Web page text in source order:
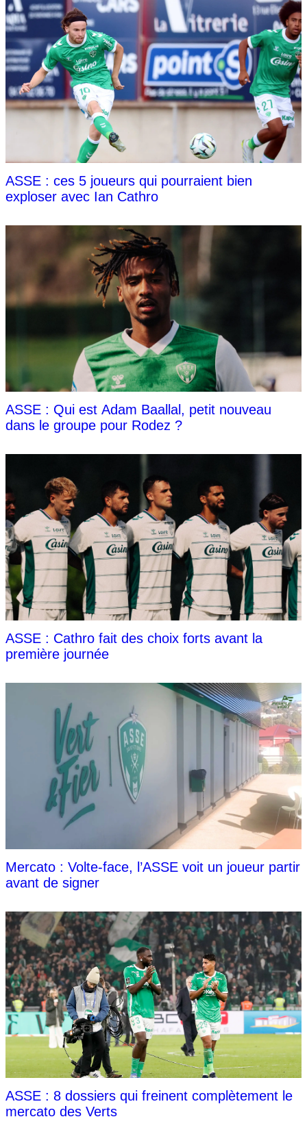
ASSE : ces 5 joueurs qui pourraient bien
exploser avec Ian Cathro
ASSE : Qui est Adam Baallal, petit nouveau
dans le groupe pour Rodez ?
ASSE : Cathro fait des choix forts avant la
première journée
Mercato : Volte-face, l’ASSE voit un joueur partir
avant de signer
ASSE : 8 dossiers qui freinent complètement le
mercato des Verts